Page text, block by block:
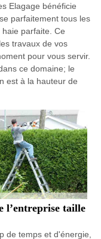
Elagage bénéficie
parfaitement tous les
parfaite. Ce
travaux de vos
pour vous servir.
ce domaine; le
est à la hauteur de
l’entreprise taille
de temps et d'énergie,